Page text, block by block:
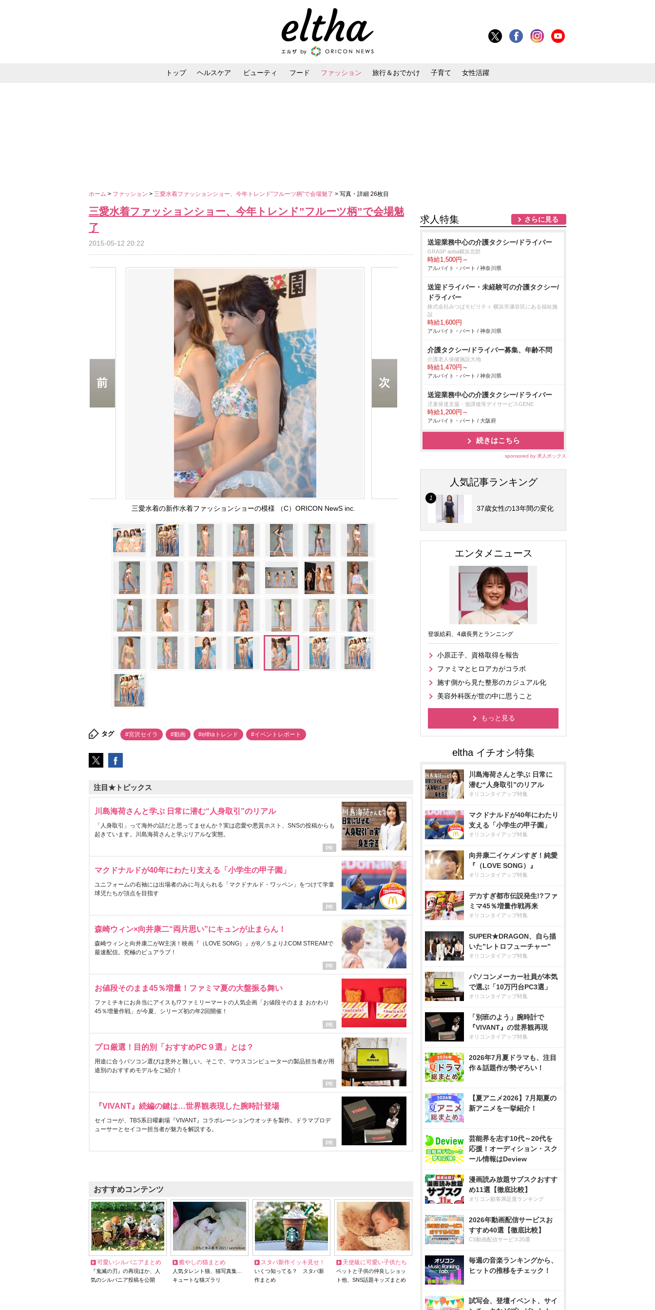
トップ ヘルスケア ビューティ フード ファッション 旅行＆おでかけ 子育て 女性活躍
ホーム > ファッション > 三愛水着ファッションショー、今年トレンド”フルーツ柄”で会場魅了 > 写真・詳細 26枚目
三愛水着ファッションショー、今年トレンド”フルーツ柄”で会場魅
了
2015-05-12 20:22
三愛水着の新作水着ファッションショーの模様 （C）ORICON NewS inc.
タグ #宮沢セイラ #動画 #elthaトレンド #イベントレポート
注目★トピックス
川島海荷さんと学ぶ 日常に潜む“人身取引”のリアル
「人身取引」って海外の話だと思ってませんか？実は恋愛や悪質ホスト、SNSの投稿からも
起きています。川島海荷さんと学ぶリアルな実態。
マクドナルドが40年にわたり支える「小学生の甲子園」
ユニフォームの右袖には出場者のみに与えられる「マクドナルド・ワッペン」をつけて学童
球児たちが頂点を目指す
森崎ウィン×向井康二“両片思い”にキュンが止まらん！
森崎ウィンと向井康二がW主演！映画『（LOVE SONG）』が8／５よりJ:COM STREAMで
最速配信。究極のピュアラブ！
お値段そのまま45％増量！ファミマ夏の大盤振る舞い
ファミチキにお弁当にアイスも!?ファミリーマートの人気企画「お値段そのまま おかわり
45％増量作戦」が今夏、シリーズ初の年2回開催！
プロ厳選！目的別「おすすめPC９選」とは？
用途に合うパソコン選びは意外と難しい。そこで、マウスコンピューターの製品担当者が用
途別のおすすめモデルをご紹介！
『VIVANT』続編の鍵は…世界観表現した腕時計登場
セイコーが、TBS系日曜劇場『VIVANT』コラボレーションウオッチを製作。ドラマプロデ
ューサーとセイコー担当者が魅力を解説する。
おすすめコンテンツ
可愛いシルバニアまとめ
『鬼滅の刃』の再現ほか、人
気のシルバニア投稿を公開
癒やしの猫まとめ
人気タレント猫、猫写真集…
キュートな猫ズラリ
スタバ新作イッキ見せ！
いくつ知ってる？ スタバ新
作まとめ
天使級に可愛い子供たち
ペットと子供の仲良しショッ
ト他、SNS話題キッズまとめ
求人特集 さらに見る
送迎業務中心の介護タクシー/ドライバー
GRASP aoba横浜北部
時給1,500円～
アルバイト・パート / 神奈川県
送迎ドライバー・未経験可の介護タクシー/
ドライバー
株式会社みつばモビリティ 横浜市瀬谷区にある福祉施
設
時給1,600円
アルバイト・パート / 神奈川県
介護タクシー/ドライバー募集、年齢不問
介護老人保健施設大地
時給1,470円～
アルバイト・パート / 神奈川県
送迎業務中心の介護タクシー/ドライバー
児童発達支援・放課後等デイサービスGENE
時給1,200円～
アルバイト・パート / 大阪府
続きはこちら
sponsored by 求人ボックス
人気記事ランキング
37歳女性の13年間の変化
エンタメニュース
登坂絵莉、4歳長男とランニング
小原正子、資格取得を報告
ファミマとヒロアカがコラボ
施す側から見た整形のカジュアル化
美容外科医が世の中に思うこと
もっと見る
川島海荷さんと学ぶ 日常に
潜む“人身取引”のリアル
オリコンタイアップ特集
マクドナルドが40年にわたり
支える「小学生の甲子園」
オリコンタイアップ特集
向井康二イケメンすぎ！純愛
『（LOVE SONG）』
オリコンタイアップ特集
デカすぎ都市伝説発生!?ファ
ミマ45％増量作戦再来
オリコンタイアップ特集
SUPER★DRAGON、自ら描
いた”レトロフューチャー”
オリコンタイアップ特集
パソコンメーカー社員が本気
で選ぶ「10万円台PC3選」
オリコンタイアップ特集
「別班のよう」腕時計で
『VIVANT』の世界観再現
オリコンタイアップ特集
2026年7月夏ドラマも、注目
作＆話題作が勢ぞろい！
【夏アニメ2026】7月期夏の
新アニメを一挙紹介！
芸能界を志す10代～20代を
応援！オーディション・スク
ール情報はDeview
漫画読み放題サブスクおすす
め11選【徹底比較】
オリコン顧客満足度ランキング
2026年動画配信サービスお
すすめ40選【徹底比較】
CS動画配信サービス20選
毎週の音楽ランキングから、
ヒットの推移をチェック！
試写会、登壇イベント、サイ